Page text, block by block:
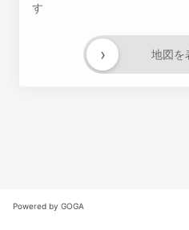
す
地図を
›
Powered by GOGA